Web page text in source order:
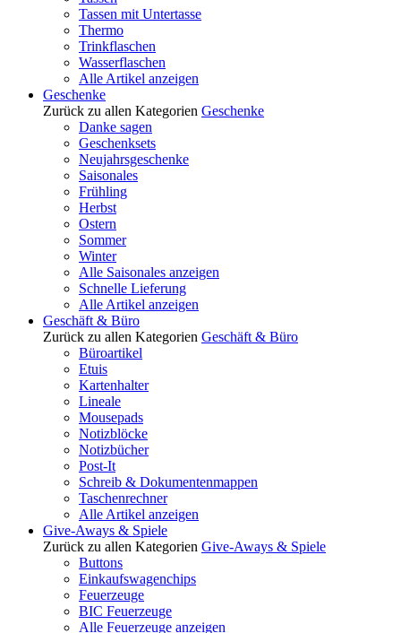
Tassen mit Untertasse
Thermo
Trinkflaschen
Wasserflaschen
Alle Artikel anzeigen
Geschenke
Zurück zu allen Kategorien Geschenke
Danke sagen
Geschenksets
Neujahrsgeschenke
Saisonales
Frühling
Herbst
Ostern
Sommer
Winter
Alle Saisonales anzeigen
Schnelle Lieferung
Alle Artikel anzeigen
Geschäft & Büro
Zurück zu allen Kategorien Geschäft & Büro
Büroartikel
Etuis
Kartenhalter
Lineale
Mousepads
Notizblöcke
Notizbücher
Post-It
Schreib & Dokumentenmappen
Taschenrechner
Alle Artikel anzeigen
Give-Aways & Spiele
Zurück zu allen Kategorien Give-Aways & Spiele
Buttons
Einkaufswagenchips
Feuerzeuge
BIC Feuerzeuge
Alle Feuerzeuge anzeigen